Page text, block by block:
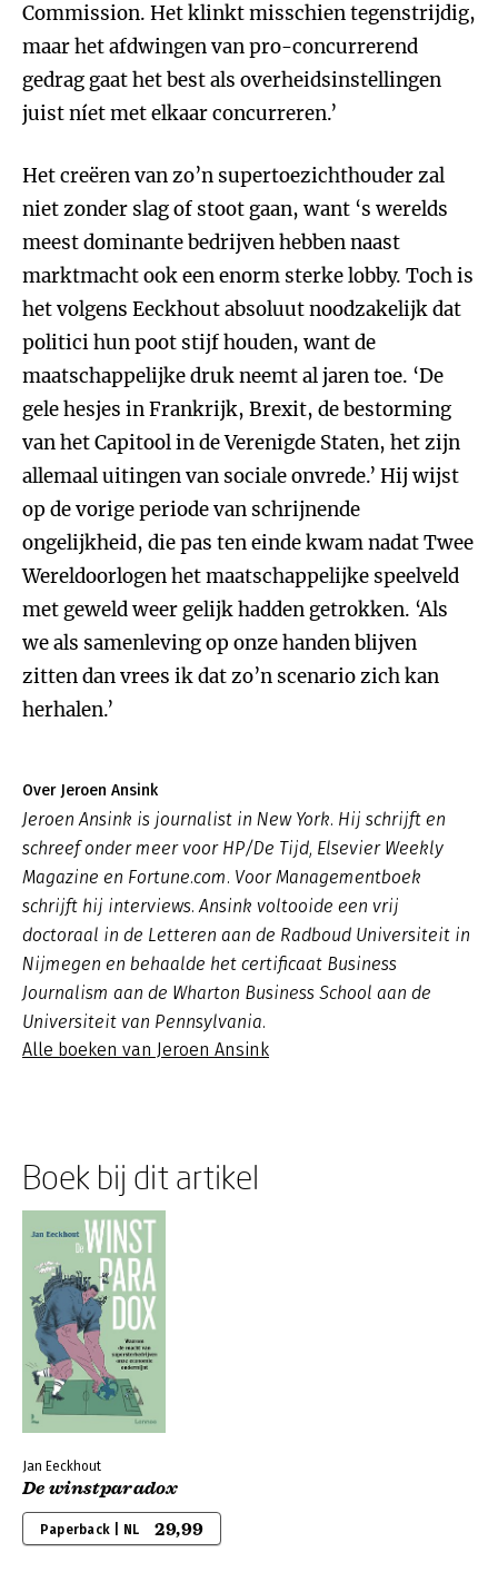
Commission. Het klinkt misschien tegenstrijdig,
maar het afdwingen van pro-concurrerend
gedrag gaat het best als overheidsinstellingen
juist níet met elkaar concurreren.’
Het creëren van zo’n supertoezichthouder zal
niet zonder slag of stoot gaan, want ‘s werelds
meest dominante bedrijven hebben naast
marktmacht ook een enorm sterke lobby. Toch is
het volgens Eeckhout absoluut noodzakelijk dat
politici hun poot stijf houden, want de
maatschappelijke druk neemt al jaren toe. ‘De
gele hesjes in Frankrijk, Brexit, de bestorming
van het Capitool in de Verenigde Staten, het zijn
allemaal uitingen van sociale onvrede.’ Hij wijst
op de vorige periode van schrijnende
ongelijkheid, die pas ten einde kwam nadat Twee
Wereldoorlogen het maatschappelijke speelveld
met geweld weer gelijk hadden getrokken. ‘Als
we als samenleving op onze handen blijven
zitten dan vrees ik dat zo’n scenario zich kan
herhalen.’
Over Jeroen Ansink
Jeroen Ansink is journalist in New York. Hij schrijft en
schreef onder meer voor HP/De Tijd, Elsevier Weekly
Magazine en Fortune.com. Voor Managementboek
schrijft hij interviews. Ansink voltooide een vrij
doctoraal in de Letteren aan de Radboud Universiteit in
Nijmegen en behaalde het certificaat Business
Journalism aan de Wharton Business School aan de
Universiteit van Pennsylvania.
Alle boeken van Jeroen Ansink
Boek bij dit artikel
Jan Eeckhout
De winstparadox
Paperback | NL 29,99